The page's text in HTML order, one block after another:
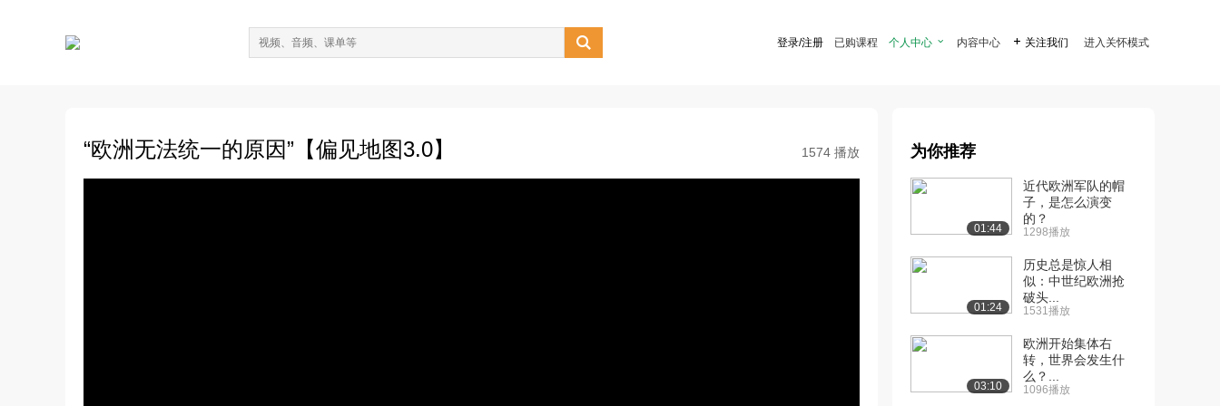
 登录/注册 已购课程 个人中心  内容中心  关注我们 进入关怀模式
“欧洲无法统一的原因”【偏见地图3.0】 1574 播放 为你推荐
01:44
近代欧洲军队的帽
子，是怎么演变
的？
1298播放
01:24
历史总是惊人相
似：中世纪欧洲抢
破头...
1531播放
03:10
欧洲开始集体右
转，世界会发生什
么？...
1096播放